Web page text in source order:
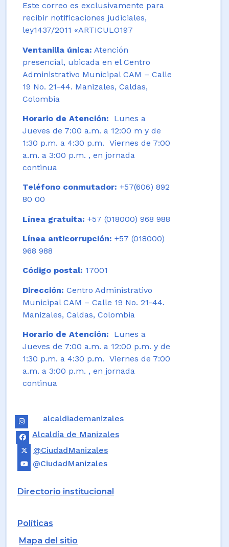
Este correo es exclusivamente para
recibir notificaciones judiciales,
ley1437/2011 «ARTICULO197
Ventanilla única: Atención
presencial, ubicada en el Centro
Administrativo Municipal CAM – Calle
19 No. 21-44. Manizales, Caldas,
Colombia
Horario de Atención:
Lunes a
Jueves de 7:00 a.m. a 12:00 m y de
1:30 p.m. a 4:30 p.m. Viernes de 7:00
a.m. a 3:00 p.m. , en jornada
continua
Teléfono conmutador: +57(606) 892
80 00
Línea gratuita: +57 (018000) 968 988
Línea anticorrupción: +57 (018000)
968 988
Código postal: 17001
Dirección: Centro Administrativo
Municipal CAM – Calle 19 No. 21-44.
Manizales, Caldas, Colombia
Horario de Atención: Lunes a
Jueves de 7:00 a.m. a 12:00 p.m. y de
1:30 p.m. a 4:30 p.m. Viernes de 7:00
a.m. a 3:00 p.m. , en jornada
continua
alcaldiademanizales
Alcaldía de Manizales
@CiudadManizales
@CiudadManizales
Directorio institucional
Políticas
Mapa del sitio